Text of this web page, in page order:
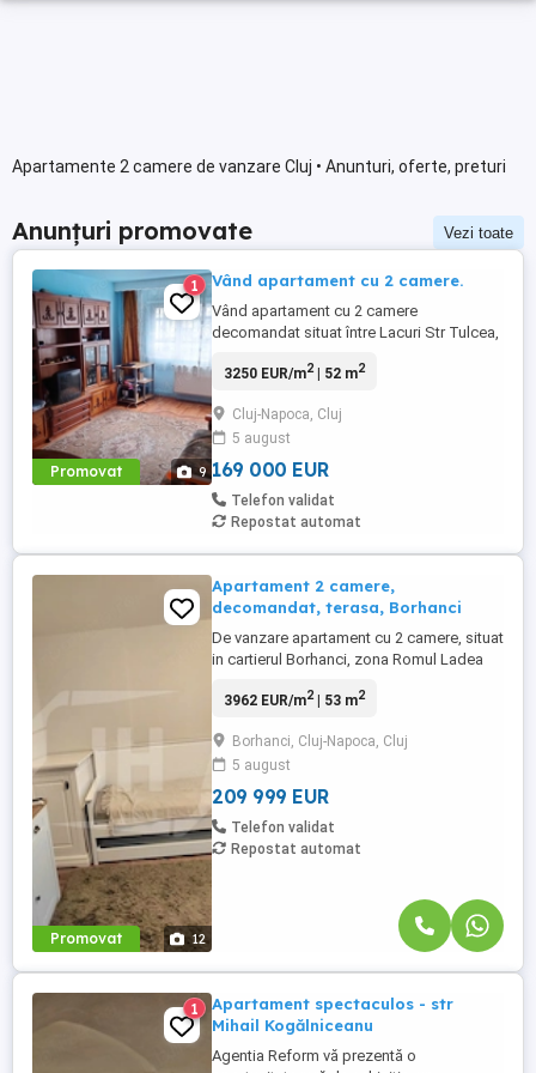
Apartamente 2 camere de vanzare Cluj • Anunturi, oferte, preturi
Anunțuri promovate Vezi toate
Promovat 9
1 Vând apartament cu 2 camere.
Vând apartament cu 2 camere
decomandat situat între Lacuri Str Tulcea,
științe economice. Ideal pt închiriere,
fiind situat la parter. Apartamentul se vinde
mobilat și utilat. Nu colaborez cu agențiile
care percep comision ...
3250 EUR/m2| 52 m2
Cluj-Napoca, Cluj
5 august
169 000 EUR
Telefon validat
Repostat automat
Promovat 12
Apartament 2 camere,
decomandat, terasa, Borhanci
De vanzare apartament cu 2 camere, situat
in cartierul Borhanci, zona Romul Ladea
urmatoarele: - Suprafata utila: 53 mp plus
Compartimentare: Decomandat- 2 camere,
bucatarie cu living, baie si hol. - Etaj: parter
inalt ...
3962 EUR/m2| 53 m2
Borhanci, Cluj-Napoca, Cluj
5 august
209 999 EUR
Telefon validat
Repostat automat
1
Apartament spectaculos - str
Mihail Kogălniceanu
Agentia Reform vă prezentă o